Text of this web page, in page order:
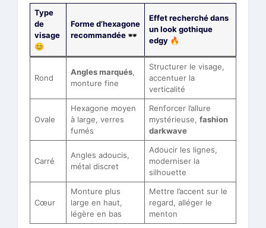
Type
de
visage
😊
Forme d’hexagone
recommandée 🕶
Effet recherché dans
un look gothique
edgy 🔥
Rond
Angles marqués,
monture fine
Structurer le visage,
accentuer la
verticalité
Ovale
Hexagone moyen
à large, verres
fumés
Renforcer l’allure
mystérieuse, fashion
darkwave
Carré
Angles adoucis,
métal discret
Adoucir les lignes,
moderniser la
silhouette
Cœur
Monture plus
large en haut,
légère en bas
Mettre l’accent sur le
regard, alléger le
menton